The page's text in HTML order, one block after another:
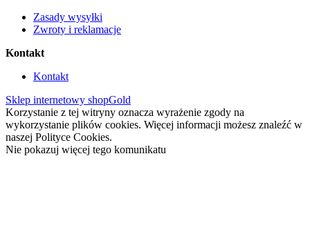
Zasady wysyłki
Zwroty i reklamacje
Kontakt
Kontakt
Sklep internetowy shopGold
Korzystanie z tej witryny oznacza wyrażenie zgody na
wykorzystanie plików cookies. Więcej informacji możesz znaleźć w
naszej Polityce Cookies.
Nie pokazuj więcej tego komunikatu